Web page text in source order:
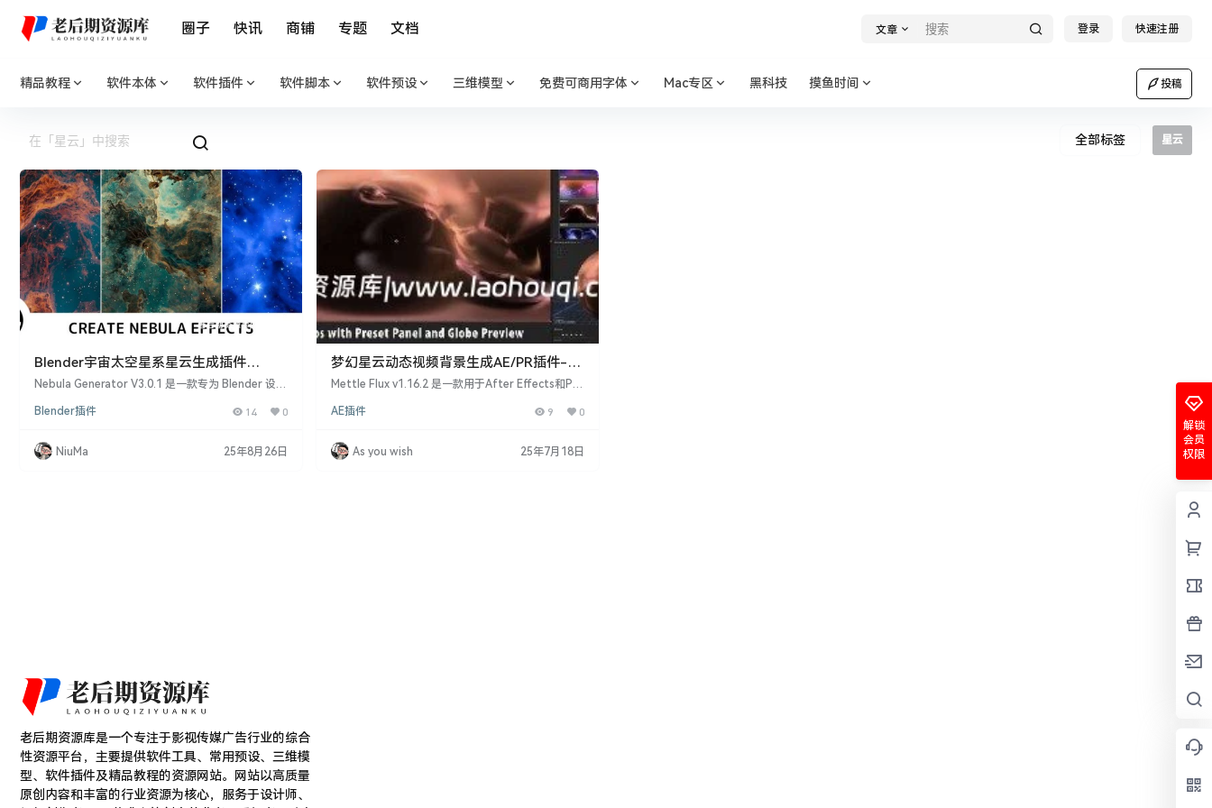
圈子 快讯 商铺 专题 文档 文章 登录 快速注册
精品教程 软件本体 软件插件 软件脚本 软件预设 三维模型 免费可商用字体 Mac专区 黑科技 摸鱼时间 投稿
全部标签 星云
Blender宇宙太空星系星云生成插件
Nebula Generator V3.0.1
Nebula Generator V3.0.1 是一款专为 Blender 设计
配置的太空星云效果。该插件适用于概念艺术、游戏
意表达。 功能特点 预设 Blender 文件：提供预设的
Blender 文件和额外的示例文件。 3D版本控制面
Blender插件 14 0
NiuMa 25年8月26日
梦幻星云动态视频背景生成AE/PR插件-
Mettle Flux v1.16.2 Win
Mettle Flux v1.16.2 是一款用于After Effects和Pre
果。通过这款插件，用户可以创建美丽的背景、星云
制作。这款插件的强大功能和广泛的兼容性，使其成
为视频创作者不可或缺的工具。 3D Volumetric Frac
AE插件 9 0
As you wish 25年7月18日
解锁
会员
权限
老后期资源库是一个专注于影视传媒广告行业的综合
性资源平台，主要提供软件工具、常用预设、三维模
型、软件插件及精品教程的资源网站。网站以高质量
原创内容和丰富的行业资源为核心，服务于设计师、